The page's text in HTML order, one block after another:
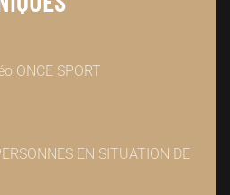
ONCE SPORT
EN SITUATION DE